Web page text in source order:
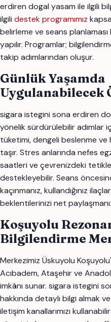
erdiren dogal yasam ile ilgili
ilgili destek programımız
belirleme ve seans
yapılır. Programlar;
takip adımlarından oluşur.
Günlük Yaşamda
Uygulanabilecek
sigara istegini sona erdiren
yönelik sürdürülebilir adımlar
tüketimi, dengeli beslenme ve
taşır. Stres anlarında nefes
saatleri ve çevrenizdeki
destekleyebilir. Seans
kaçınmanız, kullandığınız
beklentilerinizi net
Koşuyolu
Bilgilendirme
Merkezimiz Üskuyolu
Acıbadem, Ataşehir ve
imkânı sunar. sigara istegini
hakkında detaylı bilgi almak
iletişim kanallarımızı